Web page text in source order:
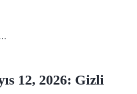
Quiz Mayıs 12, 2026: Gizli Hazineler
12, 2026: Gizli